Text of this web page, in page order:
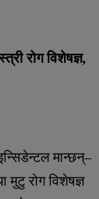
रोग विशेषज्ञ,
मान्छन्–
मुटु रोग विशेषज्ञ